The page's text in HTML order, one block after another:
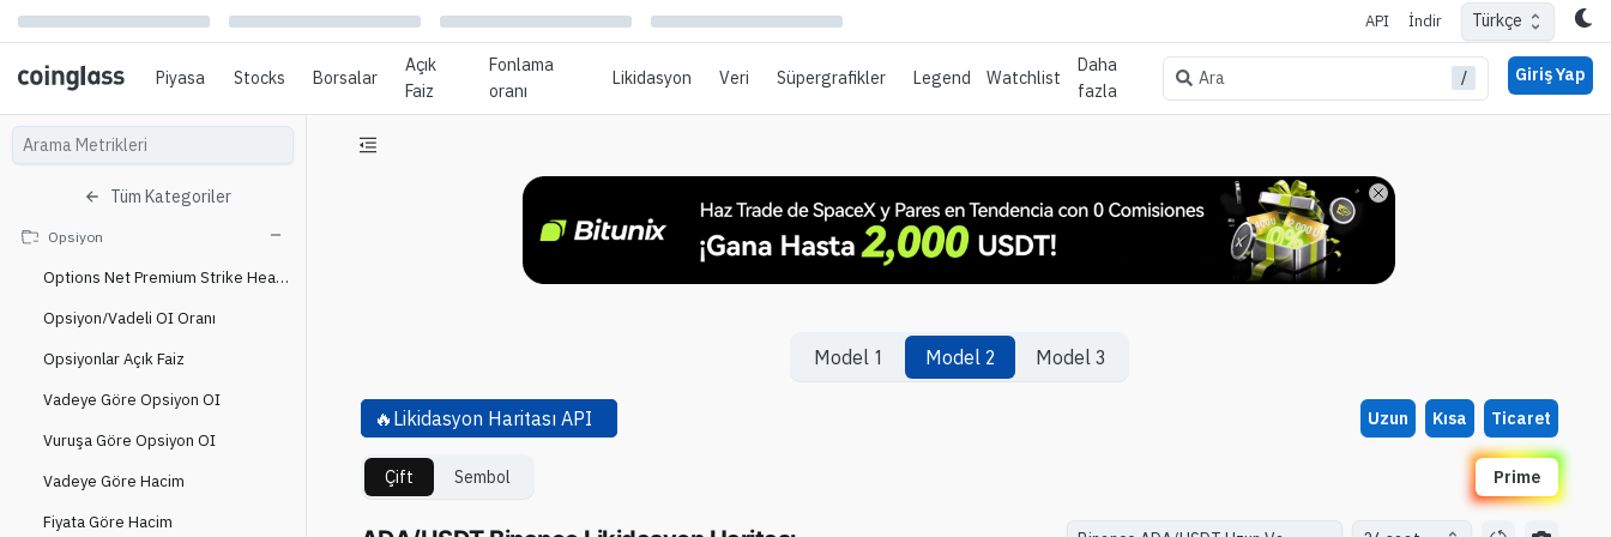
API İndir Türkçe
Piyasa Stocks Borsalar
Açık
Faiz
Fonlama
oranı
Likidasyon Veri Süpergrafikler Legend Watchlist
Daha
fazla
Ara / Giriş Yap
Tüm Kategoriler
Opsiyon
Options Net Premium Strike Heatmap
Opsiyon/Vadeli OI Oranı
Opsiyonlar Açık Faiz
Vadeye Göre Opsiyon OI
Vuruşa Göre Opsiyon OI
Vadeye Göre Hacim
Fiyata Göre Hacim
Model 1 Model 2 Model 3
🔥 Likidasyon Haritası API Uzun Kısa Ticaret
Çift Sembol Prime